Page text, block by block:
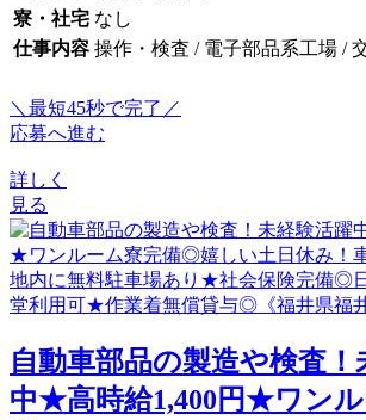
寮・社宅 なし
仕事内容 操作・検査 / 電子部品系工場 /
＼最短45秒で完了／
応募へ進む
詳しく
見る
自動車部品の製造や検査！
中★高時給1,400円★ワン